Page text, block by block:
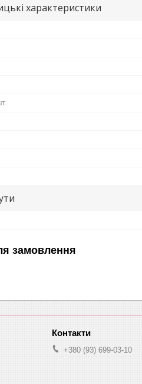
характеристики
замовлення
+380 (93) 699-03-10